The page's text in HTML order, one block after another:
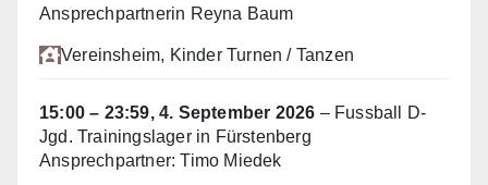
Ansprechpartnerin Reyna Baum
Vereinsheim, Kinder Turnen / Tanzen
15:00 – 23:59,4. September 2026 – Fussball D-
Jgd. Trainingslager in Fürstenberg
Ansprechpartner: Timo Miedek